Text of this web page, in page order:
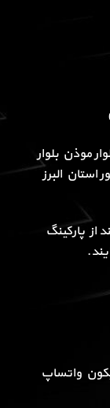
موذن بلوار
استان البرز
از پارکینگ
واتساپ